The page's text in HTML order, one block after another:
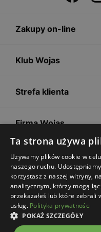
Zakupy on-line
Klub Wojas
Strefa klienta
Firma Wojas
Porady
Regulamin sklepu Polityka
Ta strona używa
Używamy plików cookie w
naszego ruchu.
korzystasz z naszej witryny,
analitycznym, którzy mogą
przekazałeś lub które zebrali
usług. Polityka prywatności
POKAŻ SZCZEGÓŁY